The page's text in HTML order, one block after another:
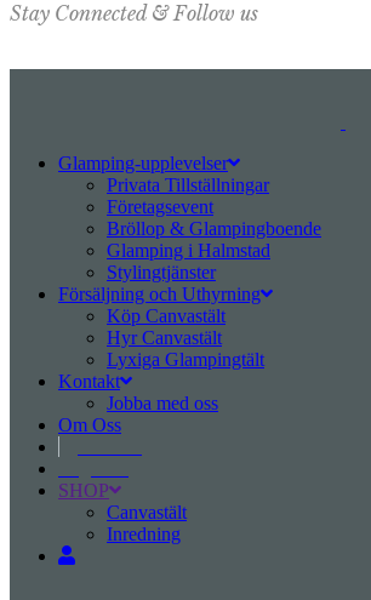
Stay Connected & Follow us
Glamping-upplevelser
Privata Tillställningar
Företagsevent
Bröllop & Glampingboende
Glamping i Halmstad
Stylingtjänster
Försäljning och Uthyrning
Köp Canvastält
Hyr Canvastält
Lyxiga Glampingtält
Kontakt
Jobba med oss
Om Oss
SHOP
Canvastält
Inredning